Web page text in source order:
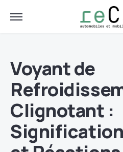
Voyant de
Clignotant :